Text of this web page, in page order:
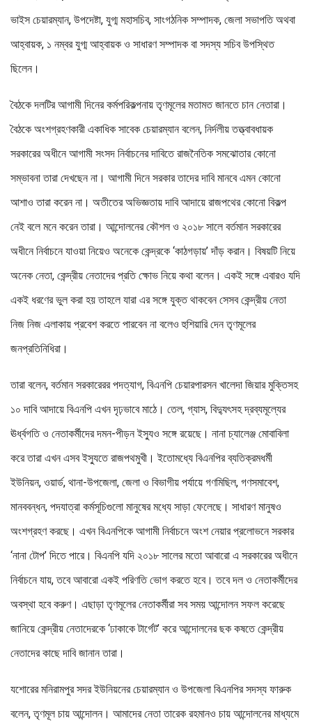
ভাইস চেয়ারম্যান, উপদেষ্টা, যুগ্ম মহাসচিব, সাংগঠনিক সম্পাদক, জেলা সভাপতি অথবা
আহ্বায়ক, ১ নম্বর যুগ্ম আহ্বায়ক ও সাধারণ সম্পাদক বা সদস্য সচিব উপস্থিত
ছিলেন।
বৈঠকে দলটির আগামী দিনের কর্মপরিকল্পনায় তৃণমূলের মতামত জানতে চান নেতারা।
বৈঠকে অংশগ্রহণকারী একাধিক সাবেক চেয়ারম্যান বলেন, নির্দলীয় তত্ত্বাবধায়ক
সরকারের অধীনে আগামী সংসদ নির্বাচনের দাবিতে রাজনৈতিক সমঝোতার কোনো
সম্ভাবনা তারা দেখছেন না। আগামী দিনে সরকার তাদের দাবি মানবে এমন কোনো
আশাও তারা করেন না। অতীতের অভিজ্ঞতায় দাবি আদায়ে রাজপথের কোনো বিকল্প
নেই বলে মনে করেন তারা। আন্দোলনের কৌশল ও ২০১৮ সালে বর্তমান সরকারের
অধীনে নির্বাচনে যাওয়া নিয়েও অনেকে কেন্দ্রকে ‘কাঠগড়ায়’ দাঁড় করান। বিষয়টি নিয়ে
অনেক নেতা, কেন্দ্রীয় নেতাদের প্রতি ক্ষোভ নিয়ে কথা বলেন। একই সঙ্গে এবারও যদি
একই ধরণের ভুল করা হয় তাহলে যারা এর সঙ্গে যুক্ত থাকবেন সেসব কেন্দ্রীয় নেতা
নিজ নিজ এলাকায় প্রবেশ করতে পারবেন না বলেও হুশিয়ারি দেন তৃণমূলের
জনপ্রতিনিধিরা।
তারা বলেন, বর্তমান সরকারেরর পদত্যাগ, বিএনপি চেয়ারপারসন খালেদা জিয়ার মুক্তিসহ
১০ দাবি আদায়ে বিএনপি এখন দৃঢ়ভাবে মাঠে। তেল, গ্যাস, বিদ্যুৎসহ দ্রব্যমূল্যের
ঊর্ধ্বগতি ও নেতাকর্মীদের দমন-পীড়ন ইস্যুও সঙ্গে রয়েছে। নানা চ্যালেঞ্জ মোবাবিলা
করে তারা এখন এসব ইস্যুতে রাজপথমুখী। ইতোমধ্যে বিএনপির ব্যতিক্রমধর্মী
ইউনিয়ন, ওয়ার্ড, থানা-উপজেলা, জেলা ও বিভাগীয় পর্যায়ে গণমিছিল, গণসমাবেশ,
মানববন্ধন, পদযাত্রা কর্মসূচিগুলো মানুষের মধ্যে সাড়া ফেলেছে। সাধারণ মানুষও
অংশগ্রহণ করছে। এখন বিএনপিকে আগামী নির্বাচনে অংশ নেয়ার প্রলোভনে সরকার
‘নানা টোপ’ দিতে পারে। বিএনপি যদি ২০১৮ সালের মতো আবারো এ সরকারের অধীনে
নির্বাচনে যায়, তবে আবারো একই পরিণতি ভোগ করতে হবে। তবে দল ও নেতাকর্মীদের
অবস্থা হবে করুণ। এছাড়া তৃণমূলের নেতাকর্মীরা সব সময় আন্দোলন সফল করেছে
জানিয়ে কেন্দ্রীয় নেতাদেরকে ‘ঢাকাকে টার্গেট’ করে আন্দোলনের ছক কষতে কেন্দ্রীয়
নেতাদের কাছে দাবি জানান তারা।
যশোরের মনিরামপুর সদর ইউনিয়নের চেয়ারম্যান ও উপজেলা বিএনপির সদস্য ফারুক
বলেন, তৃণমূল চায় আন্দোলন। আমাদের নেতা তারেক রহমানও চায় আন্দোলনের মাধ্যমে